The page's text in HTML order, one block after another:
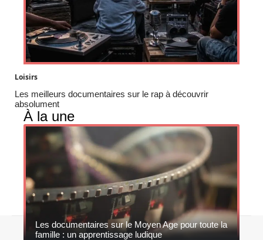
Loisirs
Les meilleurs documentaires sur le rap à découvrir
absolument
À la une
Les documentaires sur le Moyen Age pour toute la
famille : un apprentissage ludique
Contact Mentions légales Sitemap